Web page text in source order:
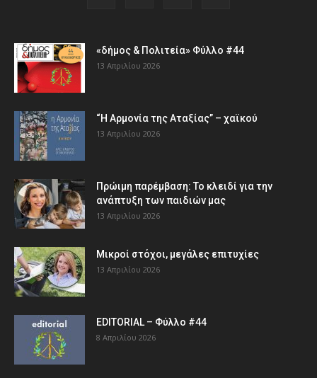
«δήμος & Πολιτεία» Φύλλο #44
13 Απριλίου 2026
“Η Αρμονία της Αταξίας” – χαϊκού
13 Απριλίου 2026
Πρώιμη παρέμβαση: Το κλειδί για την
ανάπτυξη των παιδιών µας
13 Απριλίου 2026
Μικροί στόχοι, μεγάλες επιτυχίες
13 Απριλίου 2026
EDITORIAL – Φύλλο #44
8 Απριλίου 2026